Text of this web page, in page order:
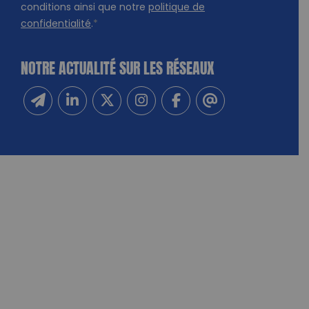
conditions ainsi que notre politique de
confidentialité.*
NOTRE ACTUALITÉ SUR LES RÉSEAUX